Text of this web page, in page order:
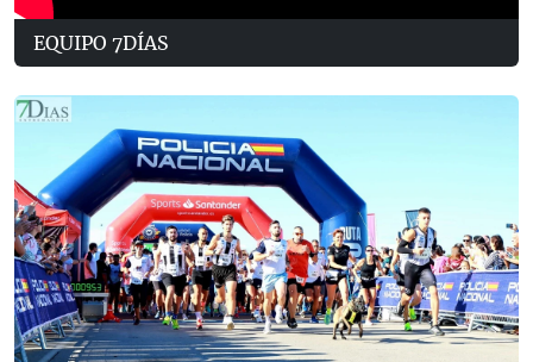
EQUIPO 7DÍAS